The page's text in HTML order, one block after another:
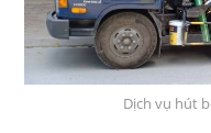
Dịch vụ hút